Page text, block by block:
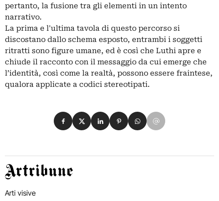
pertanto, la fusione tra gli elementi in un intento
narrativo.
La prima e l'ultima tavola di questo percorso si
discostano dallo schema esposto, entrambi i soggetti
ritratti sono figure umane, ed è così che Luthi apre e
chiude il racconto con il messaggio da cui emerge che
l’identità, così come la realtà, possono essere fraintese,
qualora applicate a codici stereotipati.
Condividi su Facebook
Condividi su X
Condividi su LinkedIn
Condividi su Pinterest
Condividi su WhatsApp
Condividi su Email
Artribune
Arti visive